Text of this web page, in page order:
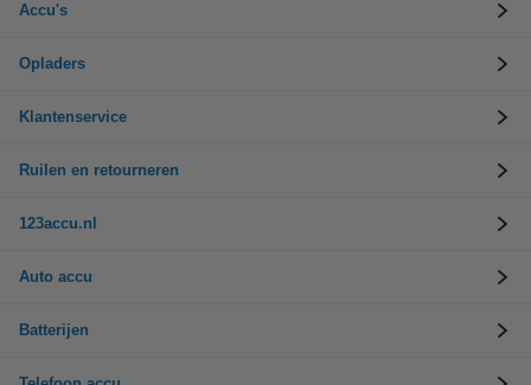
Accu's
Opladers
Klantenservice
Ruilen en retourneren
123accu.nl
Auto accu
Batterijen